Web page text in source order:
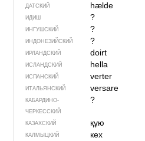
ДАТСКИЙ hælde
ИДИШ ?
ИНГУШСКИЙ ?
ИНДОНЕЗИЙСКИЙ ?
ИРЛАНДСКИЙ doirt
ИСЛАНДСКИЙ hella
ИСПАНСКИЙ verter
ИТАЛЬЯНСКИЙ versare
КАБАРДИНО-
ЧЕРКЕССКИЙ
?
КАЗАХСКИЙ құю
КАЛМЫЦКИЙ кех